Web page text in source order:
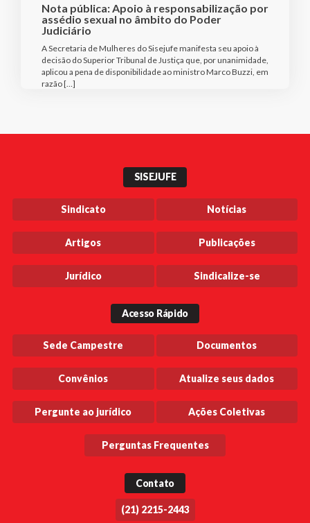
Nota pública: Apoio à responsabilização por
assédio sexual no âmbito do Poder
Judiciário
A Secretaria de Mulheres do Sisejufe manifesta seu apoio à
decisão do Superior Tribunal de Justiça que, por unanimidade,
aplicou a pena de disponibilidade ao ministro Marco Buzzi, em
razão […]
SISEJUFE
Sindicato Notícias
Artigos Publicações
Jurídico Sindicalize-se
Acesso Rápido
Sede Campestre Documentos
Convênios Atualize seus dados
Pergunte ao jurídico Ações Coletivas
Perguntas Frequentes
Contato
(21) 2215-2443